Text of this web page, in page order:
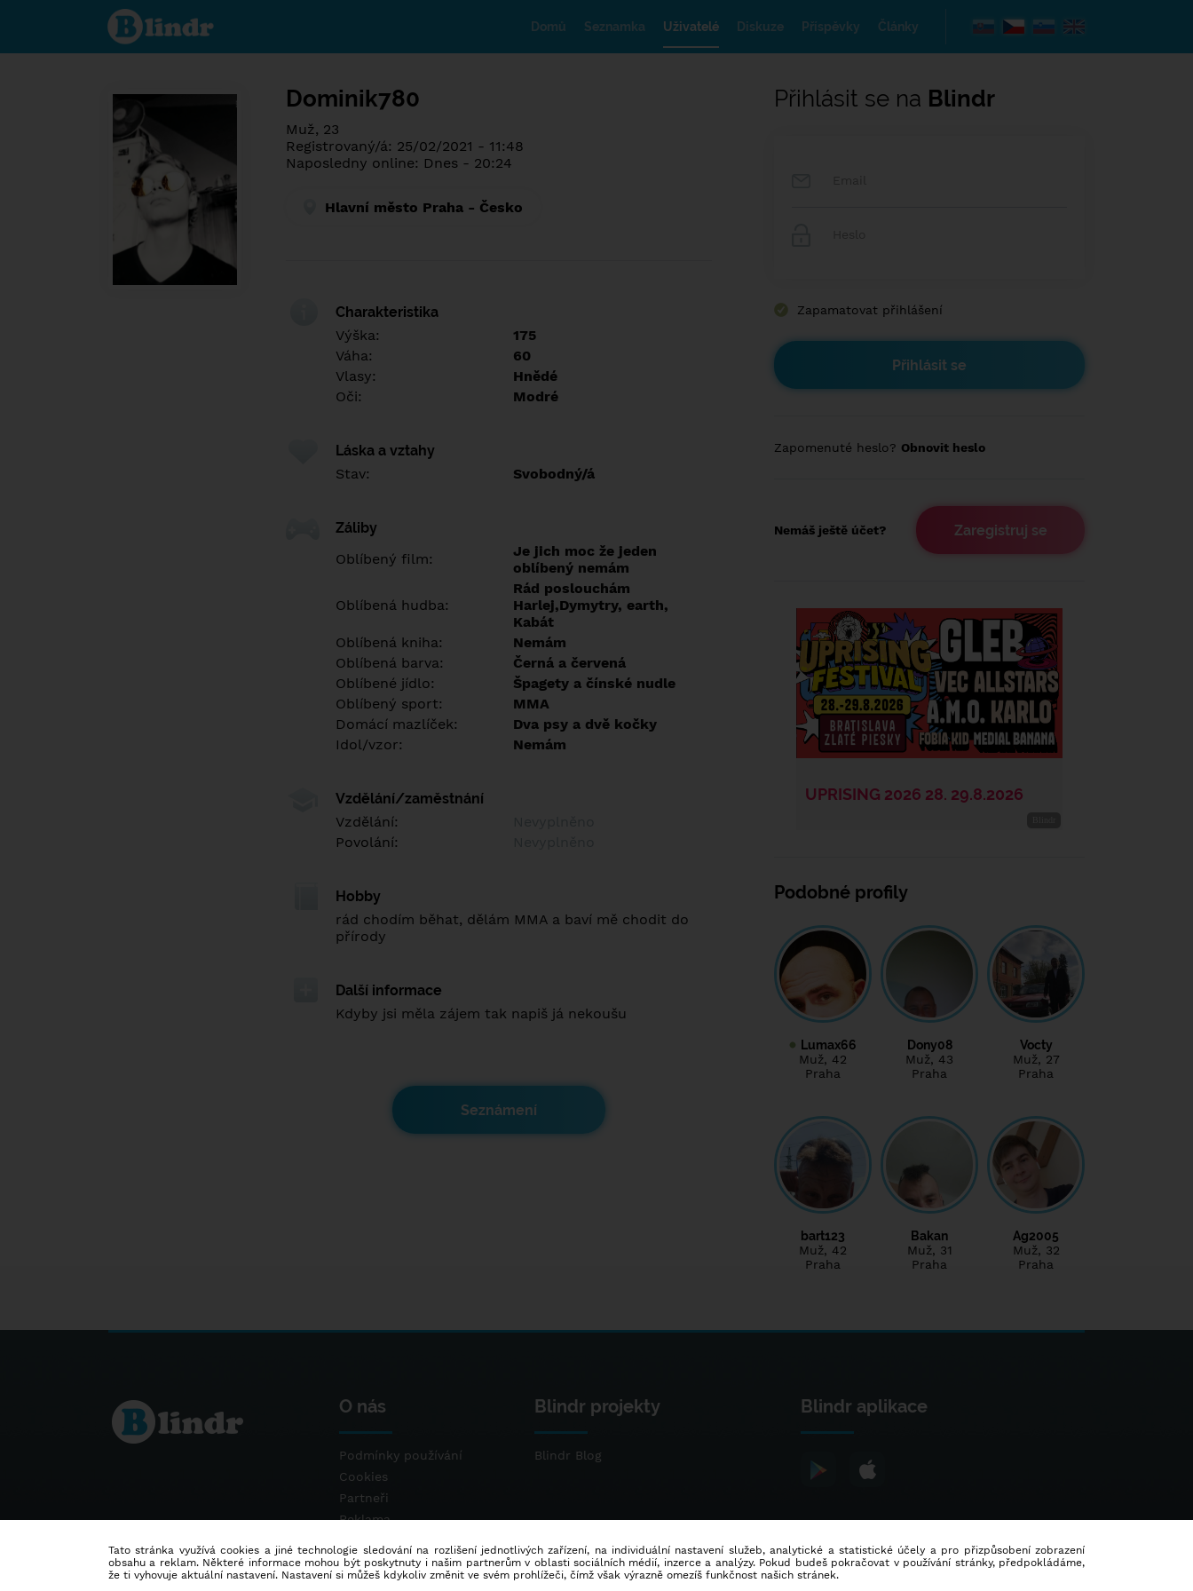
Poznej co je
pod maskou.
Seznamovací
Domů Seznamka Uživatelé Diskuze Příspěvky Články
Dominik780
Muž, 23
Registrovaný/á: 25/02/2021 - 11:48
Naposledny online: Dnes - 20:24
Hlavní město Praha - Česko
Charakteristika
Výška:
175
Váha:
60
Vlasy:
Hnědé
Oči:
Modré
Láska a vztahy
Stav:
Svobodný/á
Záliby
Oblíbený film:
Je jich moc že jeden
oblíbený nemám
Oblíbená hudba:
Rád poslouchám
Harlej,Dymytry, earth,
Kabát
Oblíbená kniha:
Nemám
Oblíbená barva:
Černá a červená
Oblíbené jídlo:
Špagety a čínské nudle
Oblíbený sport:
MMA
Domácí mazlíček:
Dva psy a dvě kočky
Idol/vzor:
Nemám
Vzdělání/zaměstnání
Vzdělání:
Povolání:
Hobby
rád chodím běhat, dělám MMA a baví mě chodit do
přírody
Další informace
Kdyby jsi měla zájem tak napiš já nekoušu
Seznámení
Přihlásit se na Blindr
Zapamatovat přihlášení
Zapomenuté heslo? Obnovit heslo
Nemáš ještě účet? Zaregistruj se
Podobné profily
Lumax66
Muž, 42
Praha
Dony08
Muž, 43
Praha
Vocty
Muž, 27
Praha
bart123
Muž, 42
Praha
Bakan
Muž, 31
Praha
Ag2005
Muž, 32
Praha
O nás
Podmínky používání
Cookies
Partneři
Reklama
Blindr projekty
Blindr Blog
Blindr aplikace
Tato stránka využívá cookies a jiné technologie sledování na rozlišení jednotlivých zařízení, na individuální nastavení služeb, analytické a statistické účely a pro přizpůsobení zobrazení
obsahu a reklam. Některé informace mohou být poskytnuty i našim partnerům v oblasti sociálních médií, inzerce a analýzy. Pokud budeš pokračovat v používání stránky, předpokládáme,
že ti vyhovuje aktuální nastavení. Nastavení si můžeš kdykoliv změnit ve svém prohlížeči, čímž však výrazně omezíš funkčnost našich stránek.